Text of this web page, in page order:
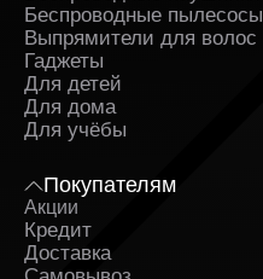
Беспроводные пылесосы
Выпрямители для волос
Гаджеты
Для детей
Для дома
Для учёбы
Покупателям
Акции
Кредит
Доставка